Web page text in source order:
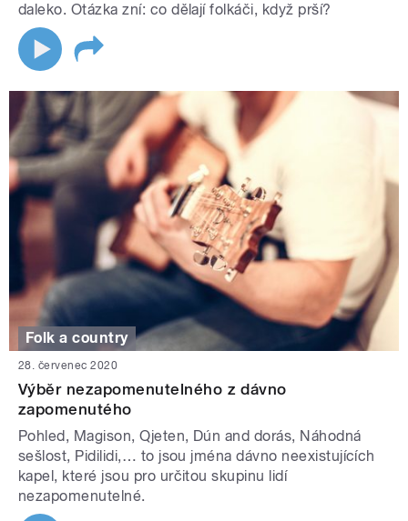
daleko. Otázka zní: co dělají folkáči, když prší?
Folk a country
28. červenec 2020
Výběr nezapomenutelného z dávno
zapomenutého
Pohled, Magison, Qjeten, Dún and dorás, Náhodná
sešlost, Pidilidi,… to jsou jména dávno neexistujících
kapel, které jsou pro určitou skupinu lidí
nezapomenutelné.